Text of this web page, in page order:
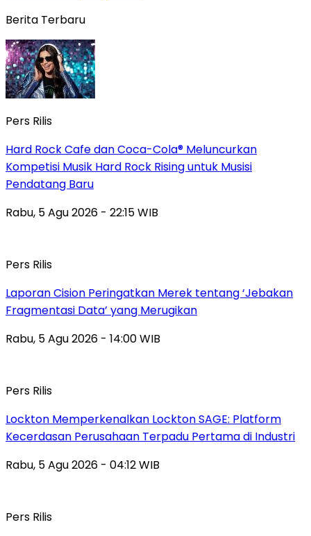
Berita Terbaru
Pers Rilis
Hard Rock Cafe dan Coca-Cola® Meluncurkan
Kompetisi Musik Hard Rock Rising untuk Musisi
Pendatang Baru
Rabu, 5 Agu 2026 - 22:15 WIB
Pers Rilis
Laporan Cision Peringatkan Merek tentang ‘Jebakan
Fragmentasi Data’ yang Merugikan
Rabu, 5 Agu 2026 - 14:00 WIB
Pers Rilis
Lockton Memperkenalkan Lockton SAGE: Platform
Kecerdasan Perusahaan Terpadu Pertama di Industri
Rabu, 5 Agu 2026 - 04:12 WIB
Pers Rilis